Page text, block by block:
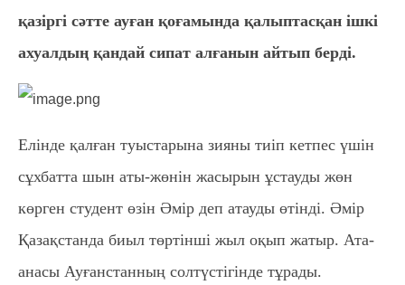
қазіргі сәтте ауған қоғамында қалыптасқан ішкі
ахуалдың қандай сипат алғанын айтып берді.
Елінде қалған туыстарына зияны тиіп кетпес үшін
сұхбатта шын аты-жөнін жасырын ұстауды жөн
көрген студент өзін Әмір деп атауды өтінді. Әмір
Қазақстанда биыл төртінші жыл оқып жатыр. Ата-
анасы Ауғанстанның солтүстігінде тұрады.